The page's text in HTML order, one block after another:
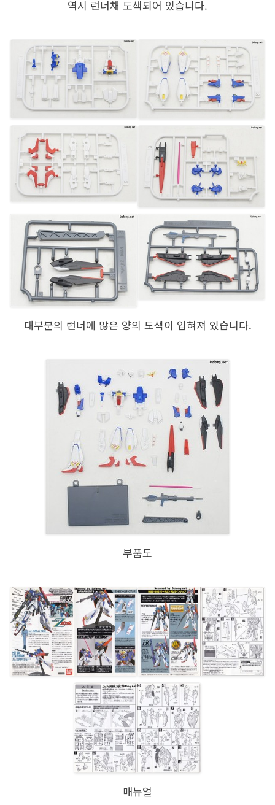
역시 런너채 도색되어 있습니다.
대부분의 런너에 많은 양의 도색이 입혀져 있습니다.
부품도
매뉴얼